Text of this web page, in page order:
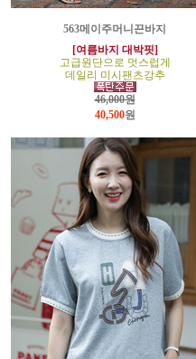
563메이주머니끈바지
[여름바지 대박핏]
고급원단으로 멋스럽게
데일리 미시팬츠강추
46,000원
40,500원